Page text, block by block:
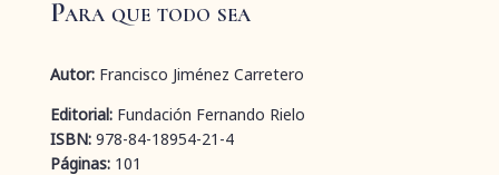
Para que todo sea
Autor: Francisco Jiménez Carretero
Editorial:Fundación Fernando Rielo
ISBN:978-84-18954-21-4
Páginas:101